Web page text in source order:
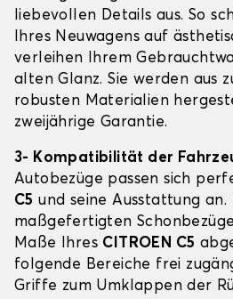
liebevollen Details aus. So
Ihres Neuwagens auf
verleihen Ihrem
alten Glanz. Sie werden aus
robusten Materialien
zweijährige Garantie.
3- Kompatibilität der
Autobezüge passen sich
C5 und seine Ausstattung an.
maßgefertigten
Maße Ihres CITROEN C5
folgende Bereiche frei
Griffe zum Umklappen der